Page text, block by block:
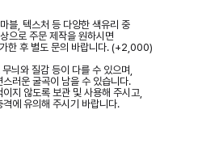
블, 텍스처 등 다양한 색유리 중
으로 주문 제작을 원하시면
한 후 별도 문의 바랍니다. (+2,000)
늬와 질감 등이 다를 수 있으며,
스러운 굴곡이 남을 수 있습니다.
지 않도록 보관 및 사용해 주시고,
격에 유의해 주시기 바랍니다.